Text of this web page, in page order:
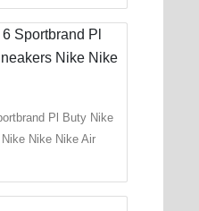
Pl Buty Nike
Nike Nike Nike Air